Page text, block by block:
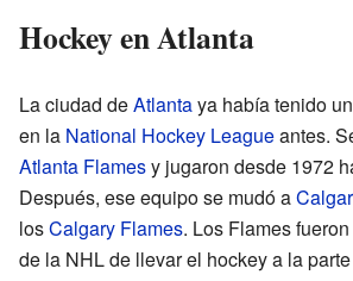
Hockey en Atlanta
La ciudad deAtlantaya había tenido
en la National Hockey Leagueantes.
Atlanta Flamesy jugaron desde 1972
Después, ese equipo se mudó a
losCalgary Flames. Los Flames
de la NHL de llevar el hockey a la